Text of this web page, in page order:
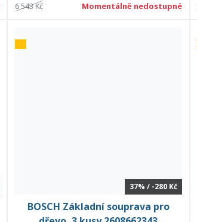
6 543 Kč Momentálně nedostupné
37% / -280 Kč
BOSCH Základní souprava pro